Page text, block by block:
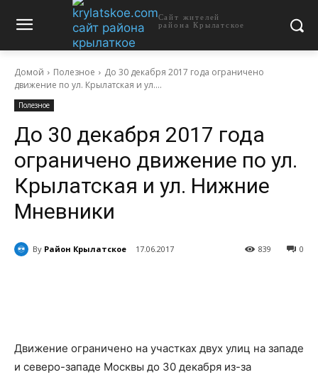
Сайт жителей
района Крылатское
Домой Полезное
До 30 декабря 2017 года ограничено
движение по ул. Крылатская и ул....
Полезное
До 30 декабря 2017 года
ограничено движение по ул.
Крылатская и ул. Нижние
Мневники
By Район Крылатское 17.06.2017 0
839
Движение ограничено на участках двух улиц на западе
и северо-западе Москвы до 30 декабря из-за